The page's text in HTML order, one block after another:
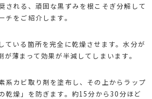
される、頑固な黒ずみを根こそぎ分解して
チをご紹介します。
ている箇所を完全に乾燥させます。水分が
が薄まって効果が半減してしまいます。
系カビ取り剤を塗布し、その上からラップ
乾燥」を防ぎます。約15分から30分ほど